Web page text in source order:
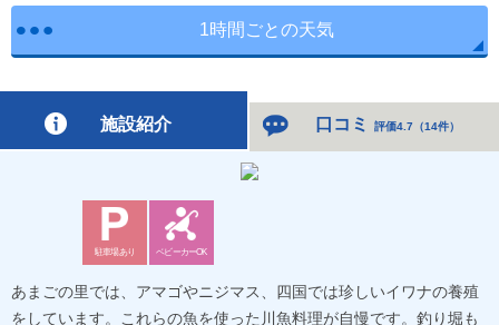
1時間ごとの天気
施設紹介 口コミ 評価4.7 （14件）
駐車場あり ベビーカーOK
あまごの里では、アマゴやニジマス、四国では珍しいイワナの養殖
をしています。これらの魚を使った川魚料理が自慢です。釣り堀も